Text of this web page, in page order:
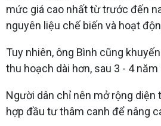
mức giá cao nhất từ trước đến
nguyên liệu chế biến và hoạt
Tuy nhiên, ông Bình cũng
thu hoạch dài hơn, sau 3 - 4
Người dân chỉ nên mở rộng
hợp đầu tư thâm canh để nâng